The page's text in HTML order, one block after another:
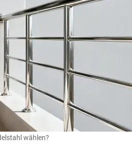
wählen?